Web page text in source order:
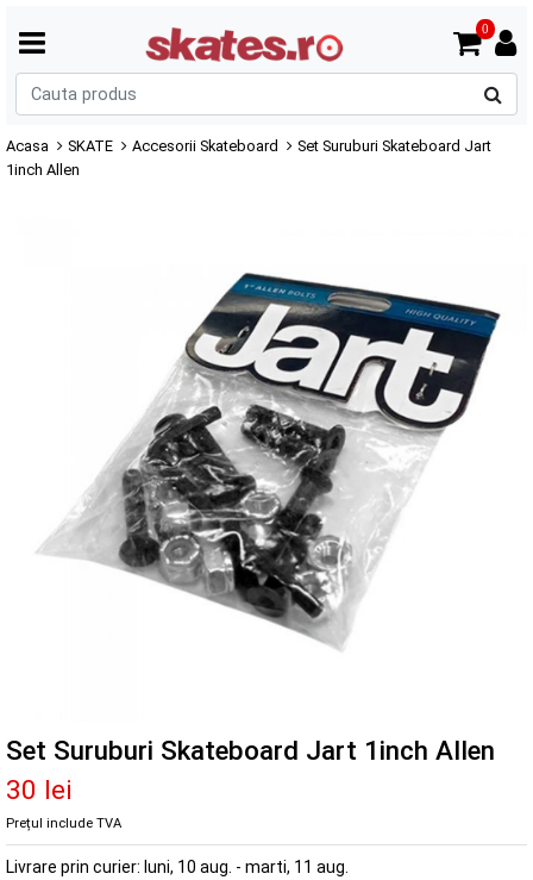
0
Acasa SKATE Accesorii Skateboard
Set Suruburi Skateboard Jart
1inch Allen
Set Suruburi Skateboard Jart 1inch Allen
30 lei
Prețul include TVA
Livrare prin curier: luni, 10 aug. - marti, 11 aug.